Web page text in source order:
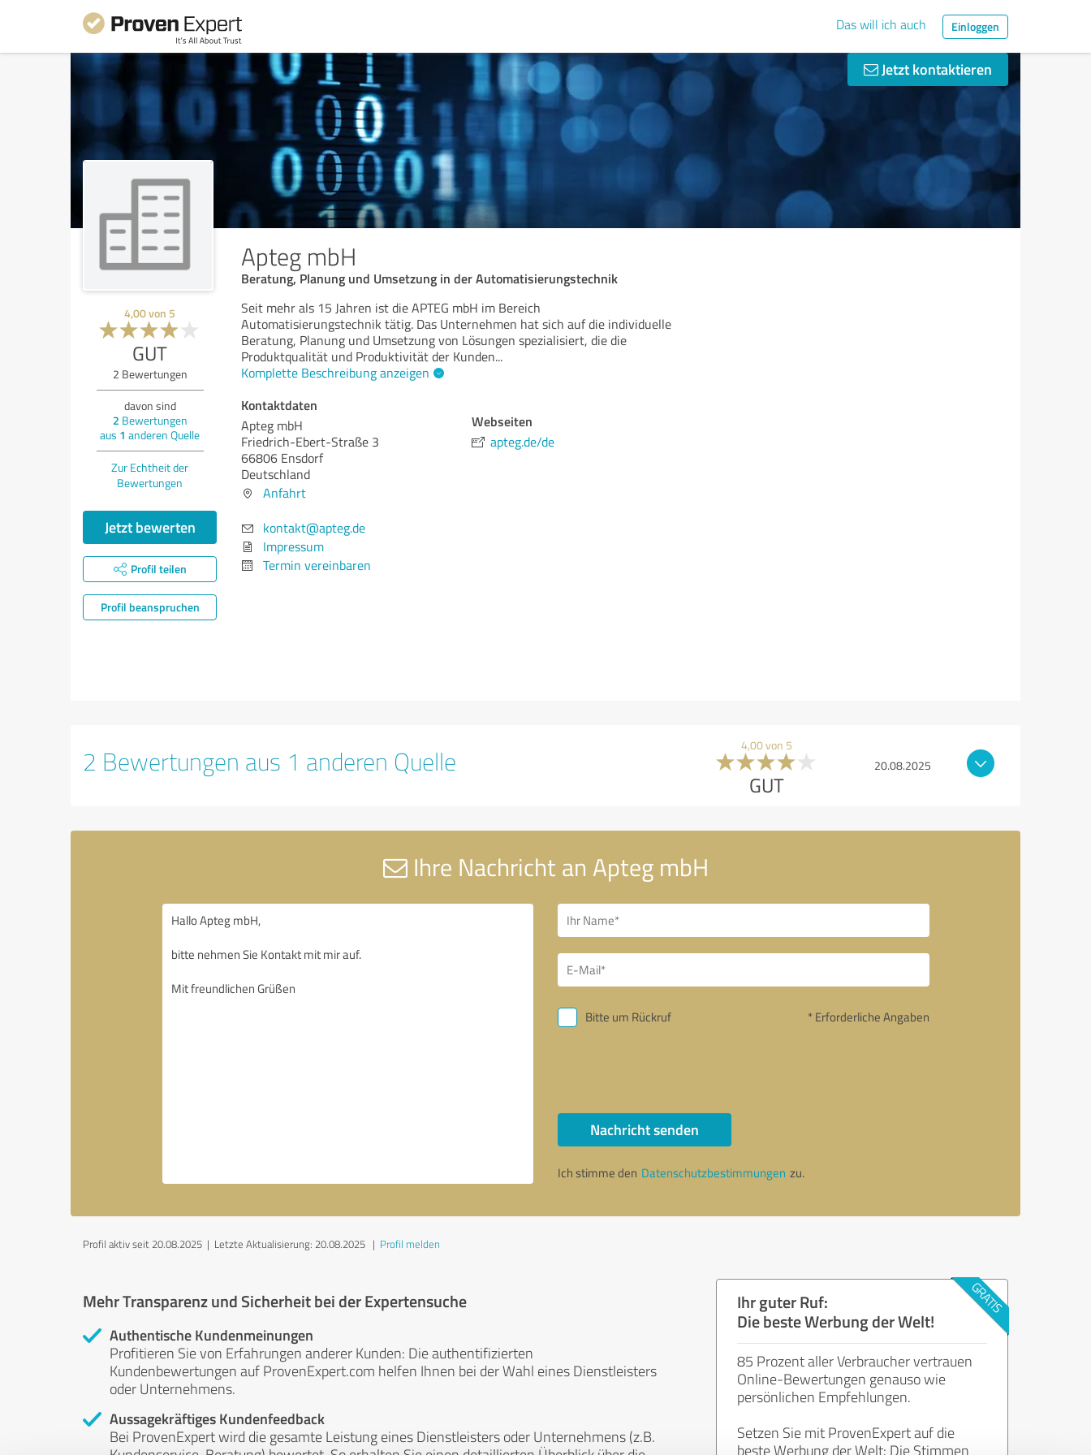
Das will ich auch Einloggen
Jetzt kontaktieren
Apteg mbH
Beratung, Planung und Umsetzung in der Automatisierungstechnik
4,00von 5
GUT
2 Bewertungen
davon sind
2 Bewertungen
aus 1 anderen Quelle
Zur Echtheit der
Bewertungen
Jetzt bewerten
Profil teilen
Profil beanspruchen
Seit mehr als 15 Jahren ist die APTEG mbH im Bereich
Automatisierungstechnik tätig. Das Unternehmen hat sich auf die individuelle
Beratung, Planung und Umsetzung von Lösungen spezialisiert, die die
Produktqualität und Produktivität der Kunden...
Komplette Beschreibung anzeigen
Kontaktdaten
Apteg mbH
Friedrich-Ebert-Straße 3
66806 Ensdorf
Deutschland
Anfahrt
kontakt@apteg.de
Impressum
Termin vereinbaren
Webseiten
apteg.de/de
2 Bewertungen aus 1 anderen Quelle 4,00 von 5
GUT
20.08.2025
Ihre Nachricht an Apteg mbH
Bitte um Rückruf * Erforderliche Angaben
Nachricht senden
Ich stimme den Datenschutzbestimmungen zu.
Profil aktiv seit 20.08.2025 | Letzte Aktualisierung: 20.08.2025 | Profil melden
Mehr Transparenz und Sicherheit bei der Expertensuche
Authentische Kundenmeinungen
Profitieren Sie von Erfahrungen anderer Kunden: Die authentifizierten
Kundenbewertungen auf ProvenExpert.com helfen Ihnen bei der Wahl eines Dienstleisters
oder Unternehmens.
Aussagekräftiges Kundenfeedback
Bei ProvenExpert wird die gesamte Leistung eines Dienstleisters oder Unternehmens (z.B.
Ihr guter Ruf:
Die beste Werbung der Welt!
85 Prozent aller Verbraucher vertrauen
Online-Bewertungen genauso wie
persönlichen Empfehlungen.
Setzen Sie mit ProvenExpert auf die
beste Werbung der Welt: Die Stimmen